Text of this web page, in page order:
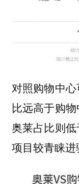
对照购物中
比远高于购
奥莱占比则
项目较青睐进